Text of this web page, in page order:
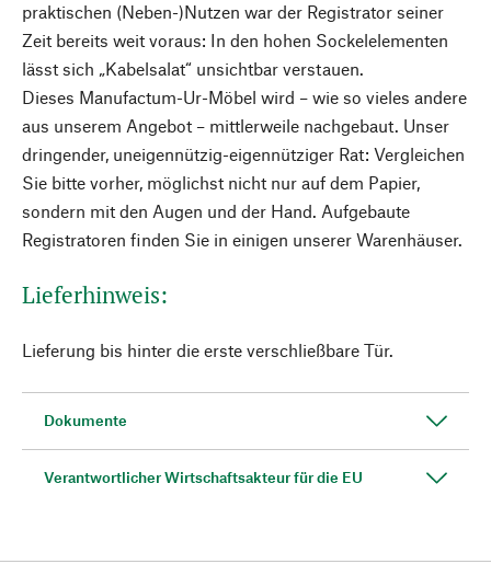
praktischen (Neben-)Nutzen war der Registrator seiner
Zeit bereits weit voraus: In den hohen Sockelelementen
lässt sich „Kabelsalat“ unsichtbar verstauen.
Dieses Manufactum-Ur-Möbel wird – wie so vieles andere
aus unserem Angebot – mittlerweile nachgebaut. Unser
dringender, uneigennützig-eigennütziger Rat: Vergleichen
Sie bitte vorher, möglichst nicht nur auf dem Papier,
sondern mit den Augen und der Hand. Aufgebaute
Registratoren finden Sie in einigen unserer Warenhäuser.
Lieferhinweis:
Lieferung bis hinter die erste verschließbare Tür.
Dokumente
Verantwortlicher Wirtschaftsakteur für die EU